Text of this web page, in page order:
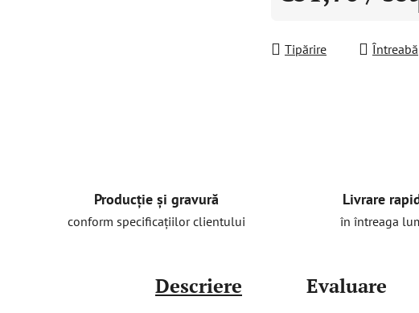
Tipărire Întreabă
Producție și gravură
conform specificațiilor clientului
Livrare
în întreaga
Descriere Evaluare